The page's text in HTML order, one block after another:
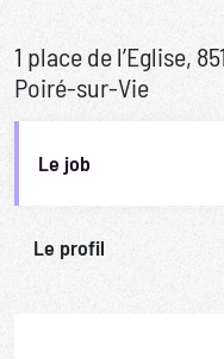
1 place de l’Eglise,
Poiré-sur-Vie
Le job
Le profil